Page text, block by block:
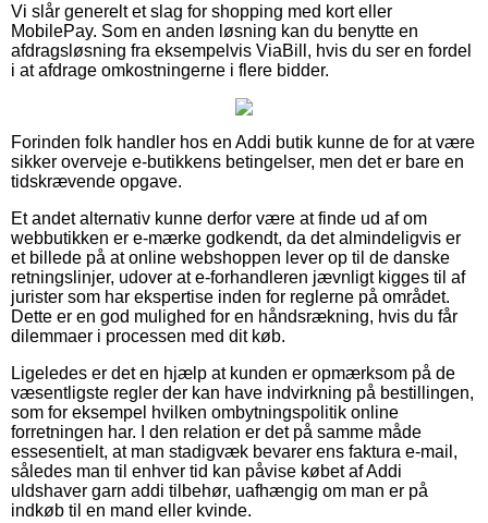
Vi slår generelt et slag for shopping med kort eller
MobilePay. Som en anden løsning kan du benytte en
afdragsløsning fra eksempelvis ViaBill, hvis du ser en fordel
i at afdrage omkostningerne i flere bidder.
Forinden folk handler hos en Addi butik kunne de for at være
sikker overveje e-butikkens betingelser, men det er bare en
tidskrævende opgave.
Et andet alternativ kunne derfor være at finde ud af om
webbutikken er e-mærke godkendt, da det almindeligvis er
et billede på at online webshoppen lever op til de danske
retningslinjer, udover at e-forhandleren jævnligt kigges til af
jurister som har ekspertise inden for reglerne på området.
Dette er en god mulighed for en håndsrækning, hvis du får
dilemmaer i processen med dit køb.
Ligeledes er det en hjælp at kunden er opmærksom på de
væsentligste regler der kan have indvirkning på bestillingen,
som for eksempel hvilken ombytningspolitik online
forretningen har. I den relation er det på samme måde
essesentielt, at man stadigvæk bevarer ens faktura e-mail,
således man til enhver tid kan påvise købet af Addi
uldshaver garn addi tilbehør, uafhængig om man er på
indkøb til en mand eller kvinde.